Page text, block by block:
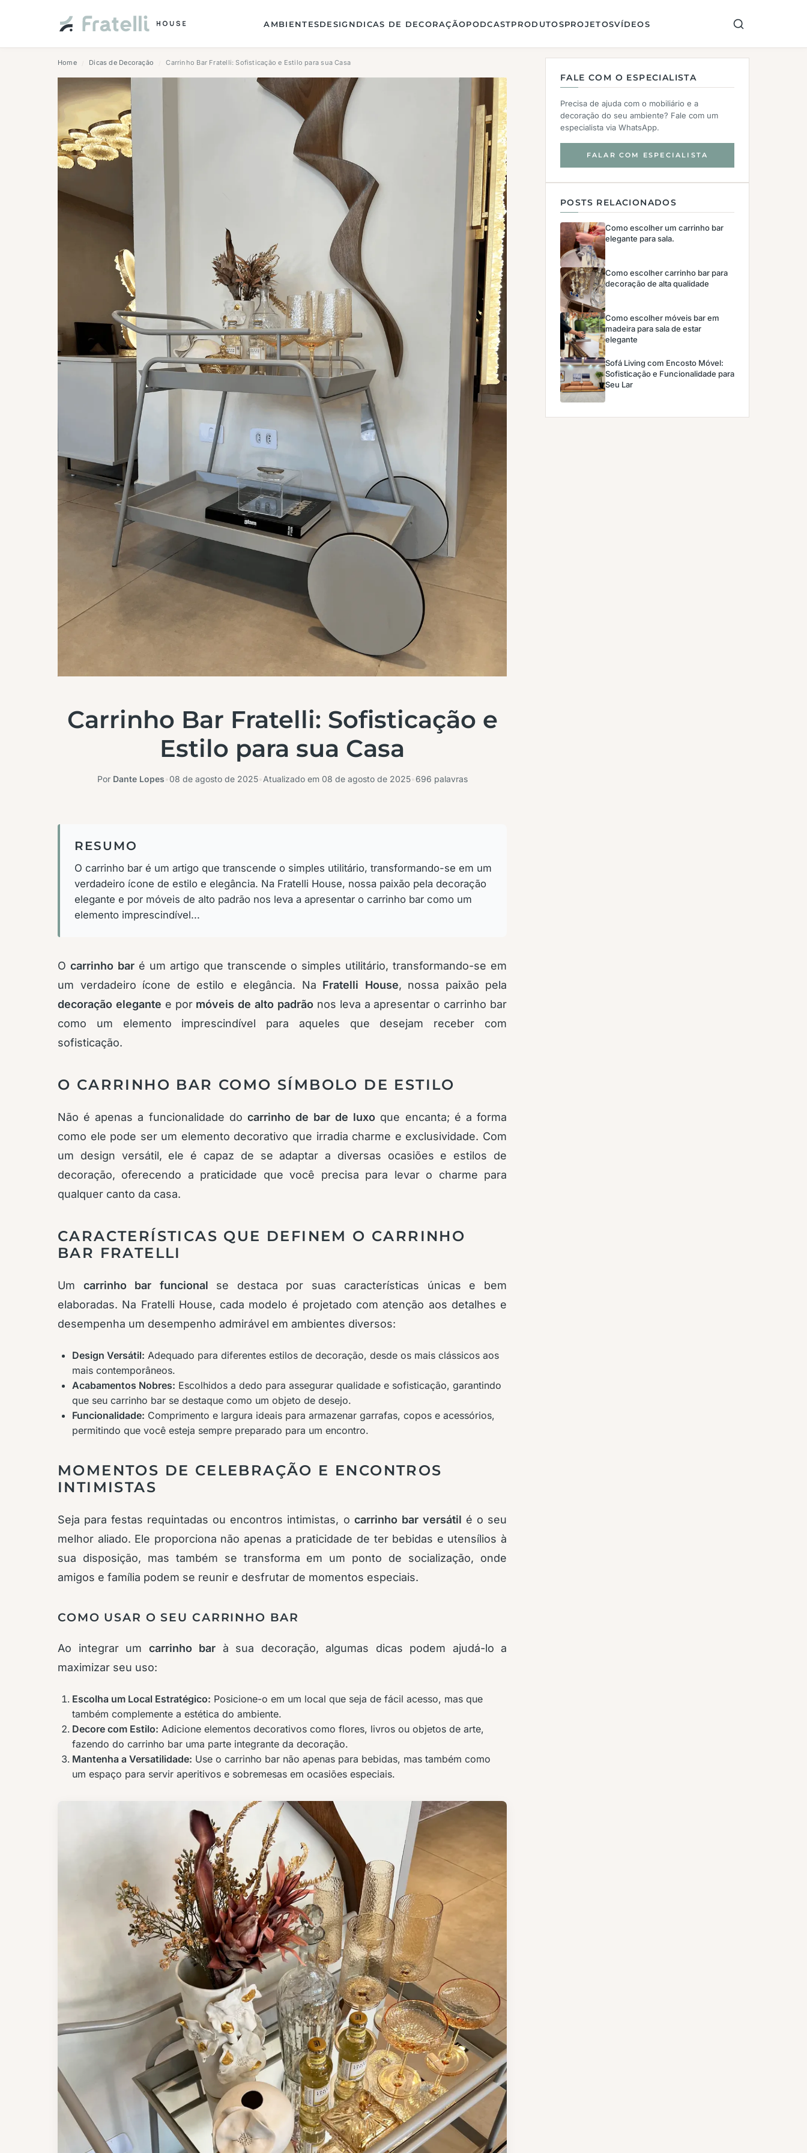
AMBIENTESDESIGNDICAS DE DECORAÇÃOPODCASTPRODUTOSPROJETOSVÍDEOS
Home Dicas de Decoração Carrinho Bar Fratelli: Sofisticação e Estilo para sua Casa
Carrinho Bar Fratelli: Sofisticação e
Estilo para sua Casa
Por Dante Lopes 08 de agosto de 2025• Atualizado em 08 de agosto de 2025• 696 palavras
RESUMO
O carrinho bar é um artigo que transcende o simples utilitário, transformando-se em um
verdadeiro ícone de estilo e elegância. Na Fratelli House, nossa paixão pela decoração
elegante e por móveis de alto padrão nos leva a apresentar o carrinho bar como um
elemento imprescindível...
O carrinho bar é um artigo que transcende o simples utilitário, transformando-se em
um verdadeiro ícone de estilo e elegância. Na Fratelli House, nossa paixão pela
decoração elegante e por móveis de alto padrão nos leva a apresentar o carrinho bar
como um elemento imprescindível para aqueles que desejam receber com
sofisticação.
O CARRINHO BAR COMO SÍMBOLO DE ESTILO
Não é apenas a funcionalidade do carrinho de bar de luxo que encanta; é a forma
como ele pode ser um elemento decorativo que irradia charme e exclusividade. Com
um design versátil, ele é capaz de se adaptar a diversas ocasiões e estilos de
decoração, oferecendo a praticidade que você precisa para levar o charme para
qualquer canto da casa.
CARACTERÍSTICAS QUE DEFINEM O CARRINHO
BAR FRATELLI
Um carrinho bar funcional se destaca por suas características únicas e bem
elaboradas. Na Fratelli House, cada modelo é projetado com atenção aos detalhes e
desempenha um desempenho admirável em ambientes diversos:
Design Versátil: Adequado para diferentes estilos de decoração, desde os mais clássicos aos
mais contemporâneos.
Acabamentos Nobres: Escolhidos a dedo para assegurar qualidade e sofisticação, garantindo
que seu carrinho bar se destaque como um objeto de desejo.
Funcionalidade: Comprimento e largura ideais para armazenar garrafas, copos e acessórios,
permitindo que você esteja sempre preparado para um encontro.
MOMENTOS DE CELEBRAÇÃO E ENCONTROS
INTIMISTAS
Seja para festas requintadas ou encontros intimistas, o carrinho bar versátil é o seu
melhor aliado. Ele proporciona não apenas a praticidade de ter bebidas e utensílios à
sua disposição, mas também se transforma em um ponto de socialização, onde
amigos e família podem se reunir e desfrutar de momentos especiais.
COMO USAR O SEU CARRINHO BAR
Ao integrar um carrinho bar à sua decoração, algumas dicas podem ajudá-lo a
maximizar seu uso:
Escolha um Local Estratégico: Posicione-o em um local que seja de fácil acesso, mas que
também complemente a estética do ambiente.
Decore com Estilo: Adicione elementos decorativos como flores, livros ou objetos de arte,
fazendo do carrinho bar uma parte integrante da decoração.
Mantenha a Versatilidade: Use o carrinho bar não apenas para bebidas, mas também como
um espaço para servir aperitivos e sobremesas em ocasiões especiais.
FALE COM O ESPECIALISTA
Precisa de ajuda com o mobiliário e a
decoração do seu ambiente? Fale com um
especialista via WhatsApp.
FALAR COM ESPECIALISTA
POSTS RELACIONADOS
Como escolher um carrinho bar
elegante para sala.
Como escolher carrinho bar para
decoração de alta qualidade
Como escolher móveis bar em
madeira para sala de estar
elegante
Sofá Living com Encosto Móvel:
Sofisticação e Funcionalidade para
Seu Lar